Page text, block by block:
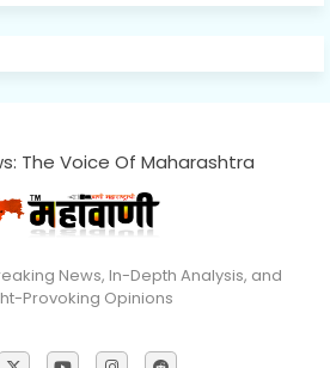
The Voice Of Maharashtra
News, In-Depth Analysis, and
Provoking Opinions